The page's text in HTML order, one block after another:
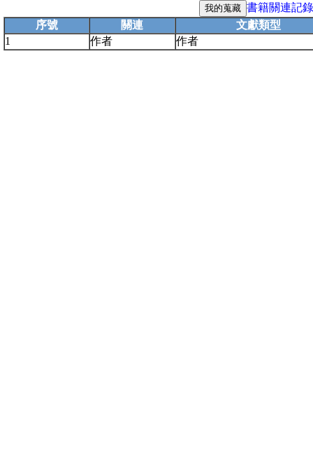
書籍關連記錄
序號
關連
文獻類型
1
作者 作者